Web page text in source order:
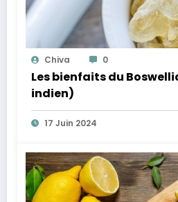
Chiva 0
Les bienfaits du
indien)
17 Juin 2024